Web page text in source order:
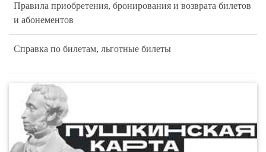
Правила приобретения, бронирования и возврата билетов
и абонементов
Справка по билетам, льготные билеты